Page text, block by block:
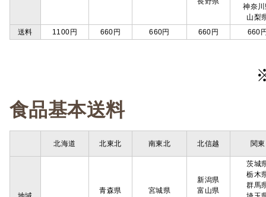
神奈
山梨
送料
1100円 660円 660円 660円 660
食品基本送料
北海道 北東北 南東北 北信越 関東
青森県
宮城県
新潟県
富山県
茨城
栃木
群馬